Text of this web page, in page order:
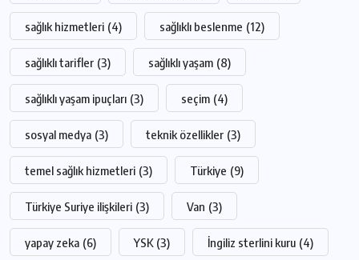
sağlık hizmetleri (4) sağlıklı beslenme (12)
sağlıklı tarifler (3) sağlıklı yaşam (8)
sağlıklı yaşam ipuçları (3) seçim (4)
sosyal medya (3) teknik özellikler (3)
temel sağlık hizmetleri (3) Türkiye (9)
Türkiye Suriye ilişkileri (3) Van (3)
yapay zeka (6) YSK (3) İngiliz sterlini kuru (4)